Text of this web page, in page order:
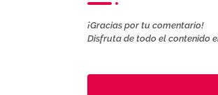
¡Gracias por tu comentario!
Disfruta de todo el contenido